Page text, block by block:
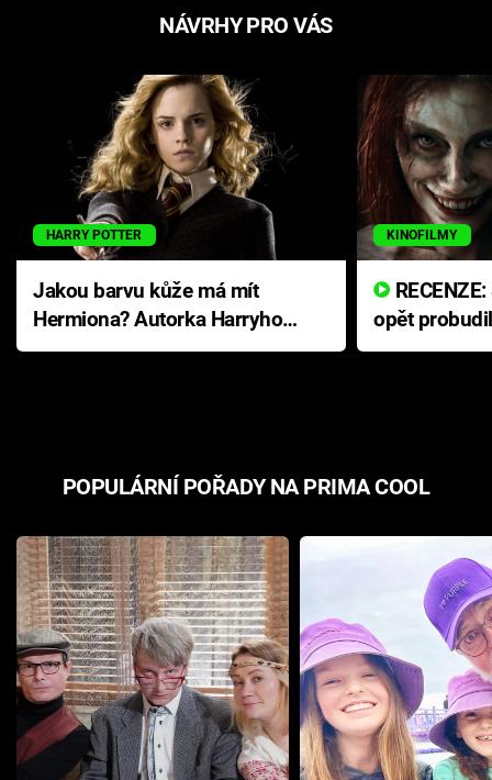
NÁVRHY PRO VÁS
HARRY POTTER
Jakou barvu kůže má mít
Hermiona? Autorka Harryho
Pottera přišla s ráznou
KINOFILMY
opět
přichází s
POPULÁRNÍ POŘADY NA PRIMA COOL